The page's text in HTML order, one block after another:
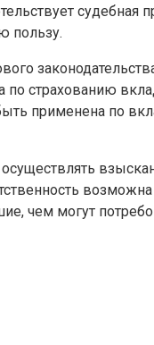
судебная
пользу.
по страхованию
применена по
чем могут